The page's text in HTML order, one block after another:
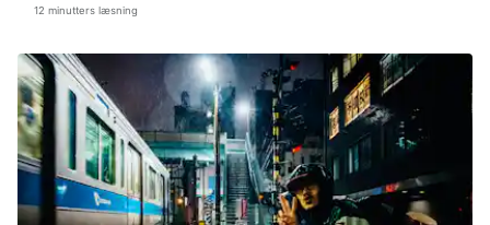
12 minutters læsning